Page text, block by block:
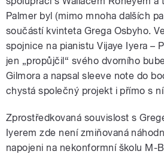
Palmer byl (mimo mnoha dalších
součástí kvinteta Grega Osbyho.
spojnice na pianistu Vijaye Iyera –
jen „propůjčil“ svého dvorního
Gilmora a napsal sleeve note do
chystá společný projekt i přímo s
Zprostředkovaná souvislost s
Iyerem zde není zmiňovaná
napojeni na nekonformní školu M-